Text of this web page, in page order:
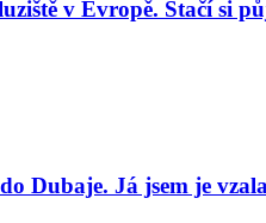
v Evropě. Stačí si
Dubaje. Já jsem je